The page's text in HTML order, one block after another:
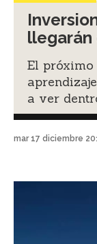
llegarán
El
a ver
mar 17 diciembre